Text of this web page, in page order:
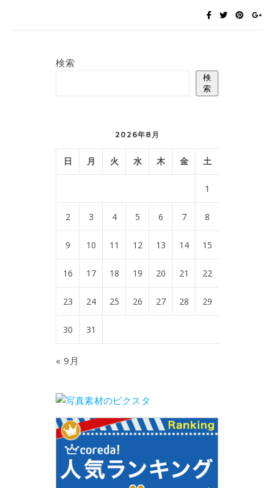
検索
検
索
2026年8月
日 月 火 水 木 金 土
1
2 3 4 5 6 7 8
9 10 11 12 13 14 15
16 17 18 19 20 21 22
23 24 25 26 27 28 29
30 31
« 9月